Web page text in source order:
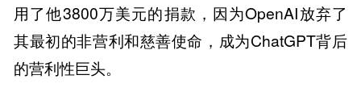
用了他3800万美元的捐款，因为OpenAI放弃了
其最初的非营利和慈善使命，成为ChatGPT背后
的营利性巨头。